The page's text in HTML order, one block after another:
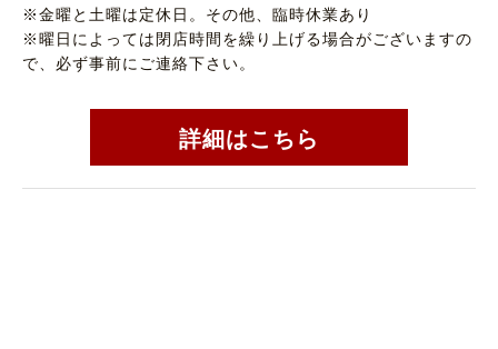
※金曜と土曜は定休日。その他、臨時休業あり
※曜日によっては閉店時間を繰り上げる場合がございますの
で、必ず事前にご連絡下さい。
詳細はこちら